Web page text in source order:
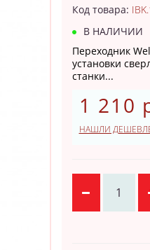
Код товара:
В НАЛИЧИИ
Переходник
установки
станки...
1 210
НАШЛИ